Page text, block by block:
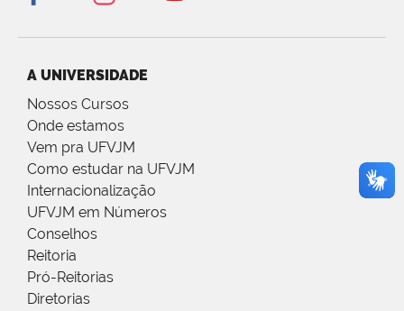
A UNIVERSIDADE
Nossos Cursos
Onde estamos
Vem pra UFVJM
Como estudar na UFVJM
Internacionalização
UFVJM em Números
Conselhos
Reitoria
Pró-Reitorias
Diretorias